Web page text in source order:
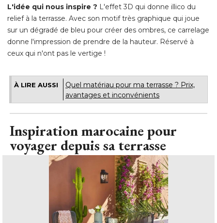
L'idée qui nous inspire ? L'effet 3D qui donne illico du
relief à la terrasse. Avec son motif très graphique qui joue
sur un dégradé de bleu pour créer des ombres, ce carrelage
donne l'impression de prendre de la hauteur. Réservé à
ceux qui n'ont pas le vertige !
À LIRE AUSSI
Quel matériau pour ma terrasse ? Prix,
avantages et inconvénients
Inspiration marocaine pour
voyager depuis sa terrasse